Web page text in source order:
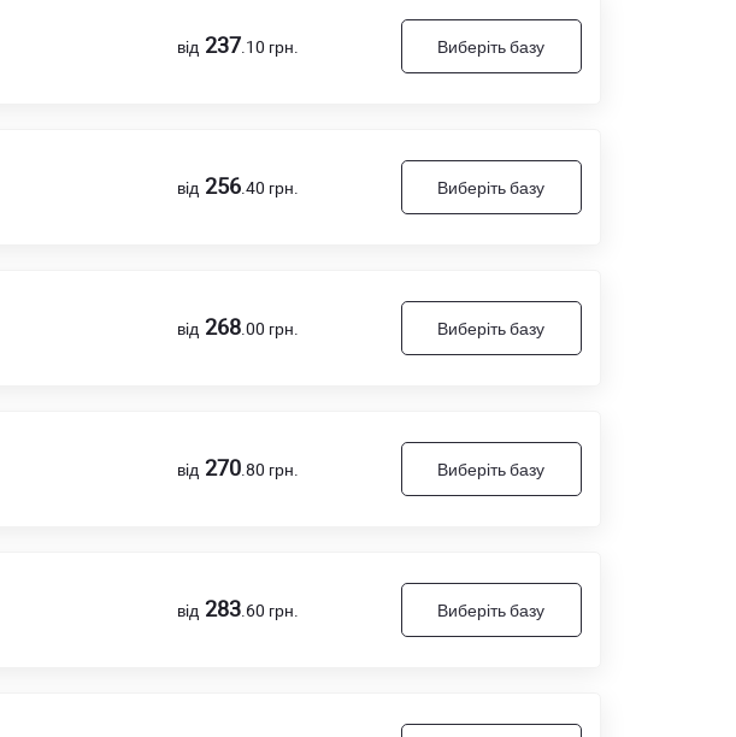
від 237.10 грн. Виберіть базу
від 256.40 грн. Виберіть базу
від 268.00 грн. Виберіть базу
від 270.80 грн. Виберіть базу
від 283.60 грн. Виберіть базу